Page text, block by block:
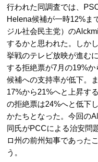
行われた同調査では、
Helena候補が一時12%ま
ジル社会民主党）の
するかと思われた。しか
挙戦のテレビ放映が進む
する拒絶票が7月の19%
候補への支持率が低下。
17%から21%へと上昇す
の拒絶票は24%へと低下
かたちとなった。今回の
同氏がPCCによる治安問
ロ州の前州知事であった
う。